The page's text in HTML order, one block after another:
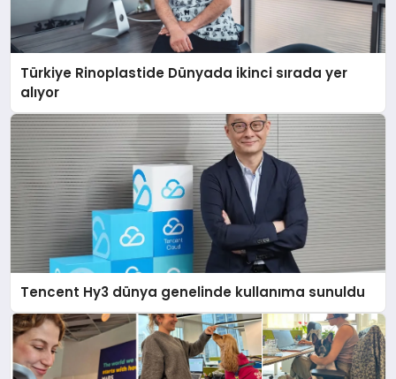
Türkiye Rinoplastide Dünyada ikinci sırada yer
alıyor
Tencent Hy3 dünya genelinde kullanıma sunuldu